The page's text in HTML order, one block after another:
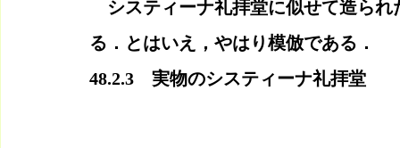
システィーナ礼拝堂に似せて造られ
る．とはいえ，やはり模倣である．
48.2.3　実物のシスティーナ礼拝堂